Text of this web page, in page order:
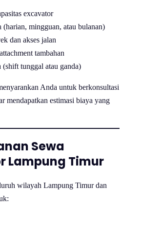
excavator
(harian, mingguan, atau bulanan)
dan akses jalan
tambahan
(shift tunggal atau ganda)
Anda untuk berkonsultasi
mendapatkan estimasi biaya yang
Sewa
Lampung Timur
wilayah Lampung Timur dan